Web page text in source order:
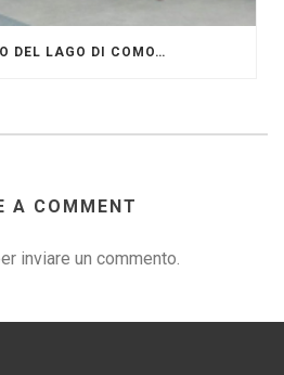
DEL LAGO DI COMO…
A COMMENT
inviare un commento.